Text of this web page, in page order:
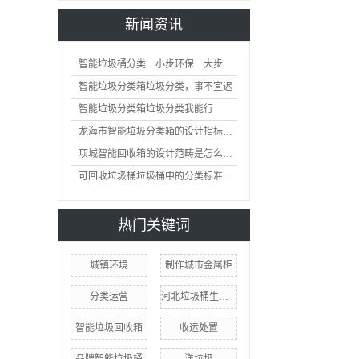
新闻资讯
智能垃圾桶分类一小步环保一大步
智能垃圾分类箱垃圾分类，事不宜迟
智能垃圾分类箱垃圾分类我能行
龙海市智能垃圾分类箱的设计指标是怎么样的
项城智能回收箱的设计范畴是怎么样的
可回收垃圾桶垃圾桶中的分类标准及护理
热门关键词
城镇环境 制作城市金属柜
分类运营 河北垃圾桶生产厂家
智能垃圾回收箱 收运处置